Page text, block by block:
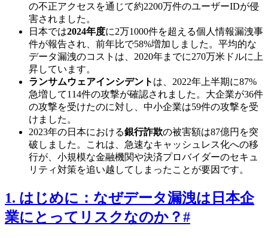
の不正アクセスを通じて約2200万件のユーザーIDが侵
害されました。
日本では2024年度に2万1000件を超える個人情報漏洩事
件が報告され、前年比で58%増加しました。平均的な
データ漏洩のコストは、2020年までに270万米ドルに上
昇しています。
ランサムウェアインシデント は、2022年上半期に87%
急増して114件の攻撃が確認されました。大企業が36件
の攻撃を受けたのに対し、中小企業は59件の攻撃を受
けました。
2023年の日本における銀行詐欺の被害額は87億円を突
破しました。これは、急速なキャッシュレス化への移
行が、小規模な金融機関や決済プロバイダーのセキュ
リティ対策を追い越してしまったことが要因です。
1. はじめに：なぜデータ漏洩は日本企
業にとってリスクなのか？#